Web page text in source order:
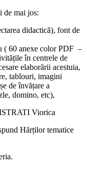
de mai jos:
didactică), font de
( 60 anexe color PDF –
în centrele de
elaborării acestuia,
tablouri, imagini
de învățare a
domino, etc),
Viorica
Hărților tematice